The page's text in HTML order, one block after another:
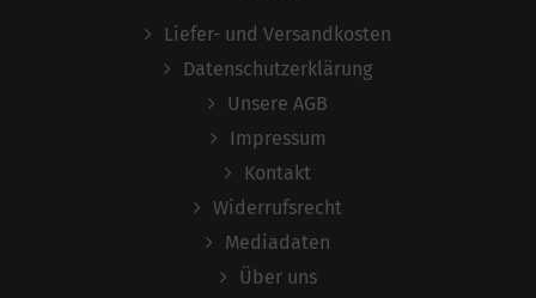
Liefer- und Versandkosten
Datenschutzerklärung
Unsere AGB
Impressum
Kontakt
Widerrufsrecht
Mediadaten
Über uns